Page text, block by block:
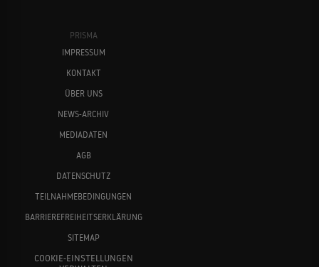
PRISMA
IMPRESSUM
KONTAKT
ÜBER UNS
NEWS-ARCHIV
MEDIADATEN
AGB
DATENSCHUTZ
TEILNAHMEBEDINGUNGEN
BARRIEREFREIHEITSERKLÄRUNG
SITEMAP
COOKIE-EINSTELLUNGEN